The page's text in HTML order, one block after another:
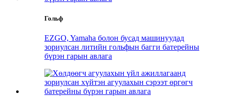
Гольф
EZGO, Yamaha болон бусад машинуудад
зориулсан литийн гольфын багги батерейны
бүрэн гарын авлага